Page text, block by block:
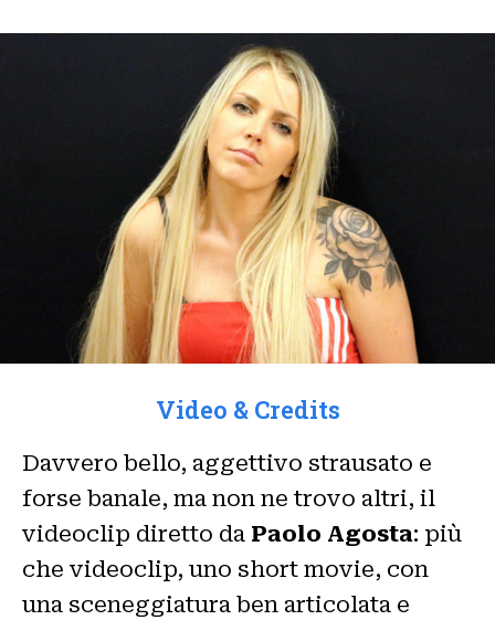
Video & Credits
Davvero bello, aggettivo strausato e
forse banale, ma non ne trovo altri, il
videoclip diretto da Paolo Agosta: più
che videoclip, uno short movie, con
una sceneggiatura ben articolata e